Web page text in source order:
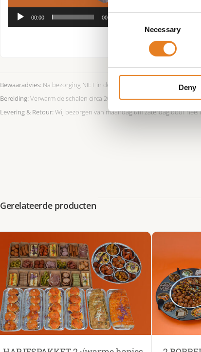
Selection
Necessary
Deny
00:00 00:26
Bewaaradvies: Na bezorging NIET in de koeling en niet in de zon
Bereiding:Verwarm de schalen circa 20 minuten in een
Levering & Retour:Wij bezorgen van maandag t/m zaterdag door
Gerelateerde producten